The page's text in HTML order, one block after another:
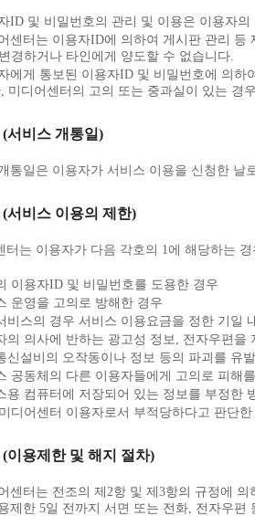
ID 및 비밀번호의 관리 및 이용은 이용자의
센터는 이용자ID에 의하여 게시판 관리 등
경하거나 타인에게 양도할 수 없습니다.
에게 통보된 이용자ID 및 비밀번호에 의하
미디어센터의 고의 또는 중과실이 있는 경
(서비스 개통일)
통일은 이용자가 서비스 이용을 신청한
(서비스 이용의 제한)
터는 이용자가 다음 각호의 1에 해당하는
이용자ID 및 비밀번호를 도용한 경우
운영을 고의로 방해한 경우
비스의 경우 서비스 이용요금을 정한 기일
의 의사에 반하는 광고성 정보, 전자우편을
신설비의 오작동이나 정보 등의 파괴를 유
공동체의 다른 이용자들에게 고의로 피해
용 컴퓨터에 저장되어 있는 정보를 부정한
디어센터 이용자로서 부적당하다고 판단한
(이용제한 및 해지 절차)
센터는 전조의 제2항 및 제3항의 규정에
제한 5일 전까지 서면 또는 전화, 전자우